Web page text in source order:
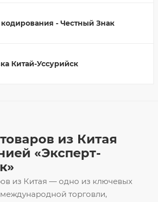
- Честный Знак
Китай-Уссурийск
из Китая — одно из ключевых
торговли,
из Китая
«Эксперт-